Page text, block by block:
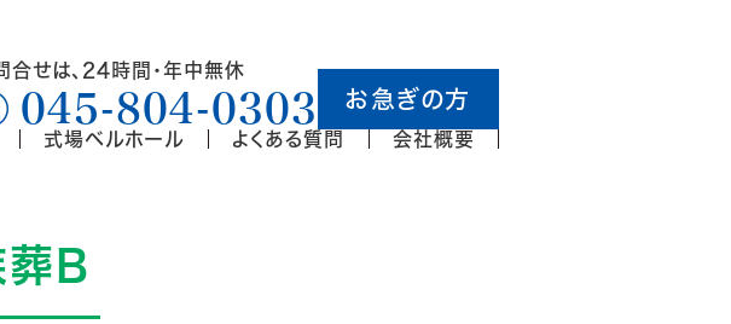
合せは、24時間・年中無休
045-804-0303 お急ぎの方
式場ベルホール よくある質問 会社概要
葬B